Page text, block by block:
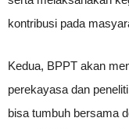
kontribusi pada
Kedua, BPPT akan
perekayasa dan
bisa tumbuh bersama